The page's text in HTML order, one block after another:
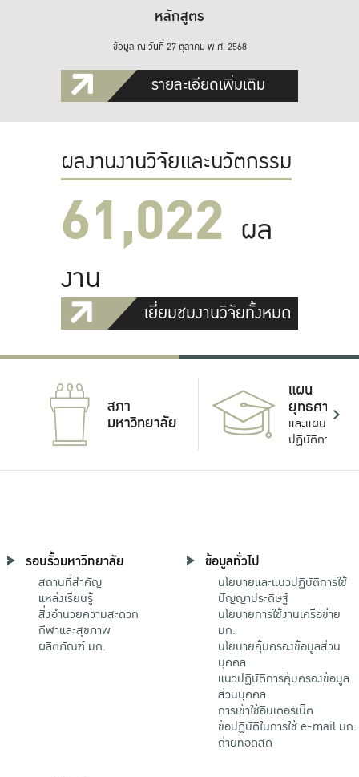
หลักสูตร
ข้อมูล ณ วันที่ 27 ตุลาคม พ.ศ. 2568
รายละเอียดเพิ่มเติม
ผลงานงานวิจัยและนวัตกรรม
61,022 ผล
งาน
เยี่ยมชมงานวิจัยทั้งหมด
สภา
มหาวิทยาลัย
แผน
ยุทธศาสตร์
และแผน
ปฏิบัติการ
รอบรั้วมหาวิทยาลัย
สถานที่สำคัญ
แหล่งเรียนรู้
สิ่งอำนวยความสะดวก
กีฬาและสุขภาพ
ผลิตภัณฑ์ มก.
ข้อมูลทั่วไป
นโยบายและแนวปฏิบัติการใช้
ปัญญาประดิษฐ์
นโยบายการใช้งานเครือข่าย
มก.
นโยบายคุ้มครองข้อมูลส่วน
บุคคล
แนวปฏิบัติการคุ้มครองข้อมูล
ส่วนบุคคล
การเข้าใช้อินเตอร์เน็ต
ข้อปฏิบัติในการใช้ e-mail มก.
ถ่ายทอดสด